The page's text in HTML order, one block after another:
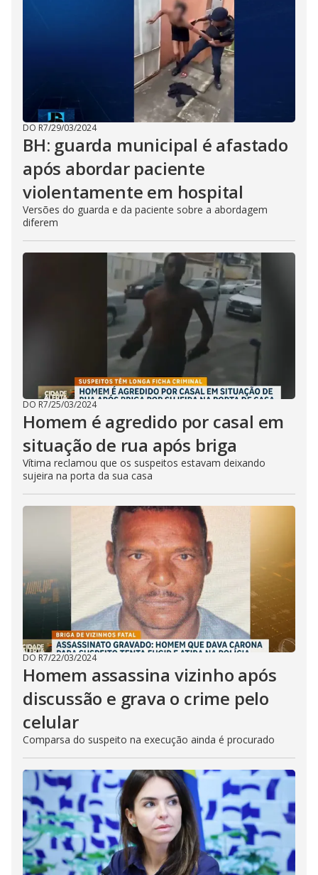
DO R7/29/03/2024
BH: guarda municipal é afastado
após abordar paciente
violentamente em hospital
Versões do guarda e da paciente sobre a abordagem
diferem
DO R7/25/03/2024
Homem é agredido por casal em
situação de rua após briga
Vítima reclamou que os suspeitos estavam deixando
sujeira na porta da sua casa
DO R7/22/03/2024
Homem assassina vizinho após
discussão e grava o crime pelo
celular
Comparsa do suspeito na execução ainda é procurado